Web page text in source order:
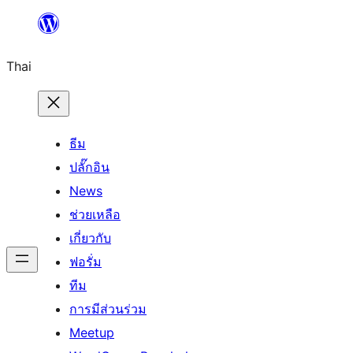
ยัง
เนื้อหา
Thai
ธีม
ปลั๊กอิน
News
ช่วยเหลือ
เกี่ยวกับ
ฟอรั่ม
ทีม
การมีส่วนร่วม
Meetup